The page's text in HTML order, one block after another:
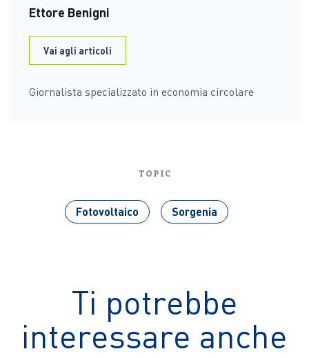
Ettore Benigni
Vai agli articoli
Giornalista specializzato in economia circolare
TOPIC
Fotovoltaico Sorgenia
Ti potrebbe
interessare anche